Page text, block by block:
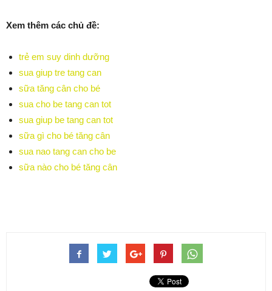
Xem thêm các chủ đề:
trẻ em suy dinh dưỡng
sua giup tre tang can
sữa tăng cân cho bé
sua cho be tang can tot
sua giup be tang can tot
sữa gì cho bé tăng cân
sua nao tang can cho be
sữa nào cho bé tăng cân